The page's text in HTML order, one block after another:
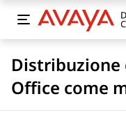
Distribuzione
Office come